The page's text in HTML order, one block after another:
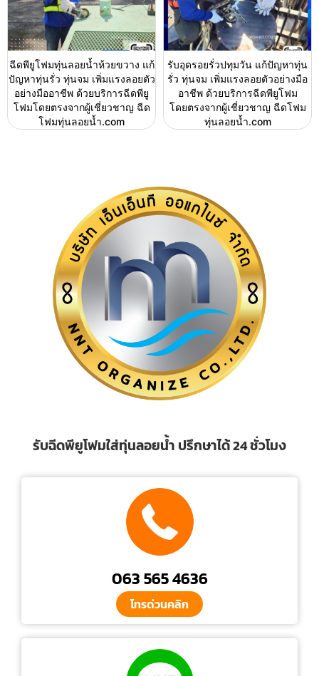
ฉีดพียูโฟมทุ่นลอยน้ำห้วยขวาง แก้
ปัญหาทุ่นรั่ว ทุ่นจม เพิ่มแรงลอยตัว
อย่างมืออาชีพ ด้วยบริการฉีดพียู
โฟมโดยตรงจากผู้เชี่ยวชาญ ฉีด
โฟมทุ่นลอยน้ำ.com
รับอุดรอยรั่วปทุมวัน แก้ปัญหาทุ่น
รั่ว ทุ่นจม เพิ่มแรงลอยตัวอย่างมือ
อาชีพ ด้วยบริการฉีดพียูโฟม
โดยตรงจากผู้เชี่ยวชาญ ฉีดโฟม
ทุ่นลอยน้ำ.com
รับฉีดพียูโฟมใส่ทุ่นลอยน้ำ ปรึกษาได้ 24 ชั่วโมง
063 565 4636
โทรด่วนคลิก